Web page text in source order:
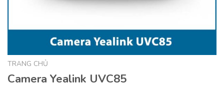
TRANG CHỦ
Camera Yealink UVC85